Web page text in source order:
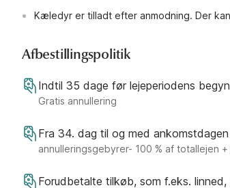
Kæledyr er tilladt efter anmodning. Der
Afbestillingspolitik
Indtil 35 dage før lejeperiodens
Gratis annullering
Fra 34. dag til og med
annulleringsgebyrer- 100 % af totallejen
Forudbetalte tilkøb, som f.eks.